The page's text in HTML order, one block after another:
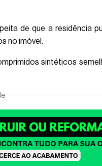
de que a residência
no imóvel.
sintéticos